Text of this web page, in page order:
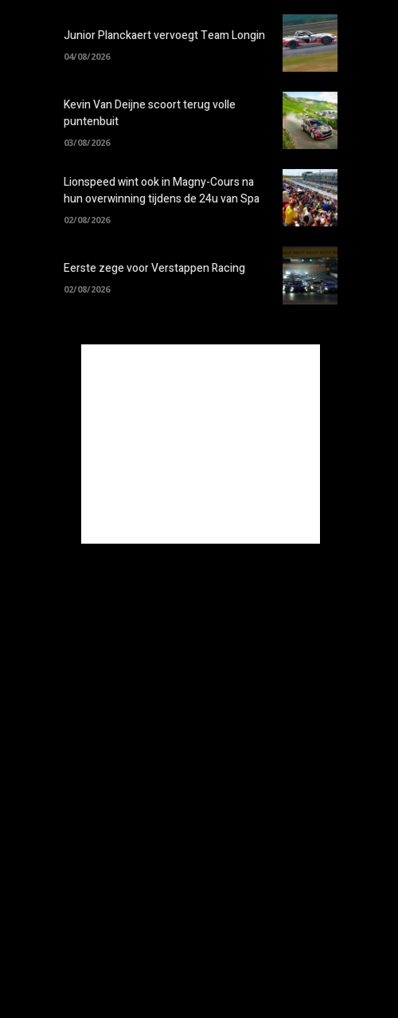
Junior Planckaert vervoegt Team Longin
04/08/2026
Kevin Van Deijne scoort terug volle
puntenbuit
03/08/2026
Lionspeed wint ook in Magny-Cours na
hun overwinning tijdens de 24u van Spa
02/08/2026
Eerste zege voor Verstappen Racing
02/08/2026